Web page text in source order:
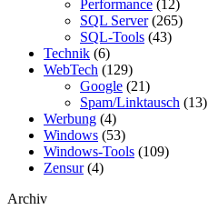
Performance (12)
SQL Server(265)
SQL-Tools (43)
Technik (6)
WebTech (129)
Google (21)
Spam/Linktausch (13)
Werbung (4)
Windows (53)
Windows-Tools (109)
Zensur(4)
Archiv